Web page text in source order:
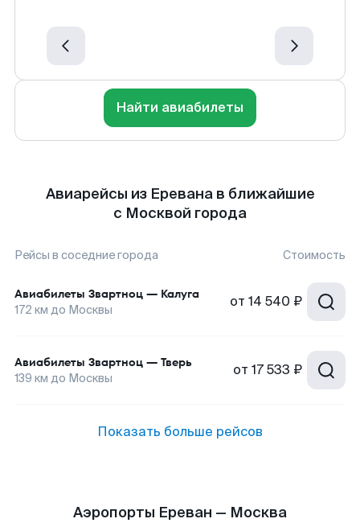
Найти авиабилеты
Авиарейсы из Еревана в ближайшие
с Москвой города
Рейсы в соседние города Стоимость
Авиабилеты Звартноц — Калуга
172 км до Москвы от 14 540 ₽
Авиабилеты Звартноц — Тверь
139 км до Москвы от 17 533 ₽
Показать больше рейсов
Аэропорты Ереван — Москва